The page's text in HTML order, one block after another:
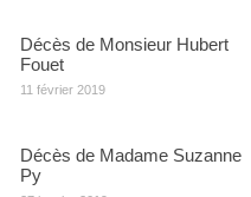
Décès de Monsieur Hubert
Fouet
11 février 2019
Décès de Madame Suzanne
Py